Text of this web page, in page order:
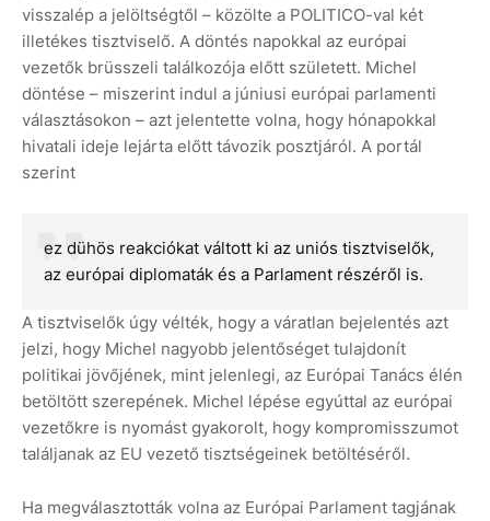
visszalép a jelöltségtől – közölte a POLITICO-val két
illetékes tisztviselő. A döntés napokkal az európai
vezetők brüsszeli találkozója előtt született. Michel
döntése – miszerint indul a júniusi európai parlamenti
választásokon – azt jelentette volna, hogy hónapokkal
hivatali ideje lejárta előtt távozik posztjáról. A portál
szerint
ez dühös reakciókat váltott ki az uniós tisztviselők,
az európai diplomaták és a Parlament részéről is.
A tisztviselők úgy vélték, hogy a váratlan bejelentés azt
jelzi, hogy Michel nagyobb jelentőséget tulajdonít
politikai jövőjének, mint jelenlegi, az Európai Tanács élén
betöltött szerepének. Michel lépése egyúttal az európai
vezetőkre is nyomást gyakorolt, hogy kompromisszumot
találjanak az EU vezető tisztségeinek betöltéséről.
Ha megválasztották volna az Európai Parlament tagjának